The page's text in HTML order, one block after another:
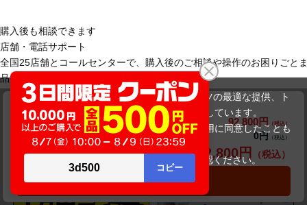
DELL Latitude 3540 第13世代 メモリ16GB
商品価格(税込) 92,800円
オプション小計価格(税込)
0円
商品合計価格(税込)
92,800円
カートに入れる
購入後も相談できます
店舗・電話サポート
全国25店舗とコールセンターで、購入後のご相談や操作のお困りごと
品質とサポートを詳しく見る
おすすめパソコン特集
当サイトでは利用体験の向上およびコンテンツの最適な提供、ト
ラフィックの分析を目的としてCookieを使用しています。
サイトの閲覧を継続された場合、Cookieの利用に同意したことも
のといたします。
をご確認ください。
承諾する